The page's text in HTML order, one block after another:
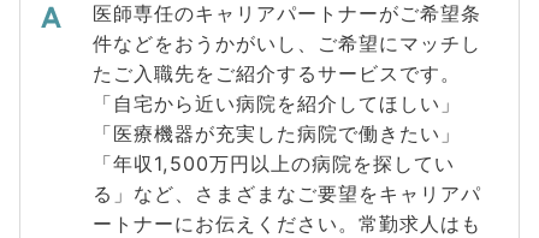
医師専任のキャリアパートナーがご希望条
件などをおうかがいし、ご希望にマッチし
たご入職先をご紹介するサービスです。
「自宅から近い病院を紹介してほしい」
「医療機器が充実した病院で働きたい」
「年収1,500万円以上の病院を探してい
る」など、さまざまなご要望をキャリアパ
ートナーにお伝えください。常勤求人はも